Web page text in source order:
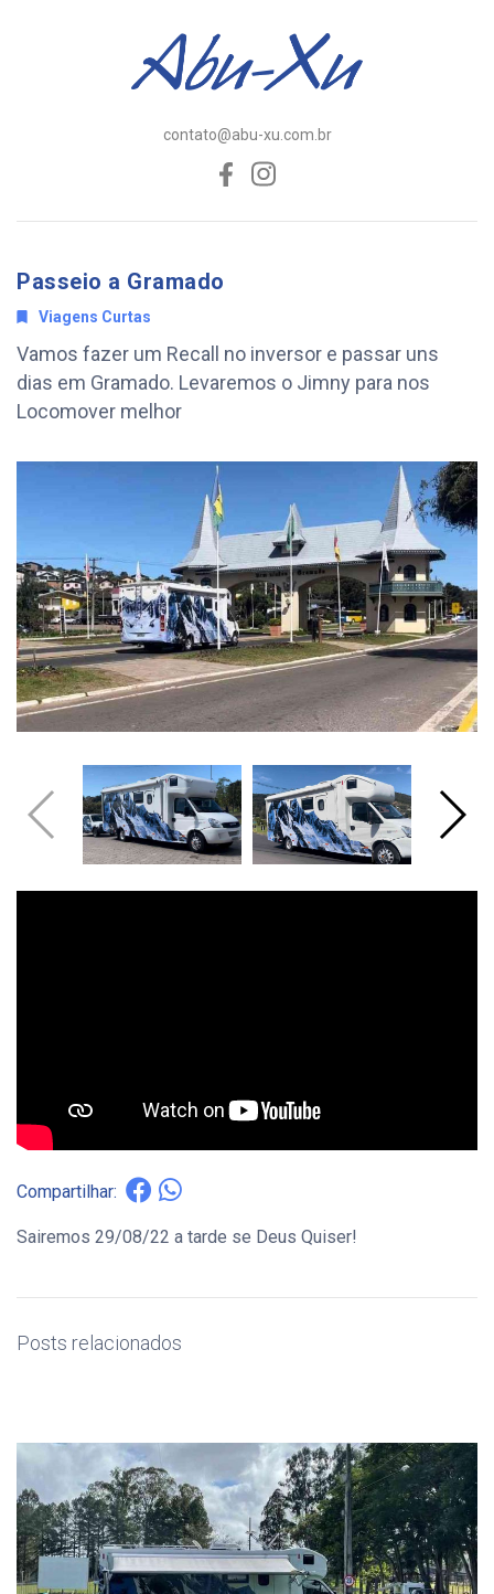
contato@abu-xu.com.br
Passeio a Gramado
Viagens Curtas
Vamos fazer um Recall no inversor e passar uns
dias em Gramado. Levaremos o Jimny para nos
Locomover melhor
Compartilhar:
Sairemos 29/08/22 a tarde se Deus Quiser!
Posts relacionados